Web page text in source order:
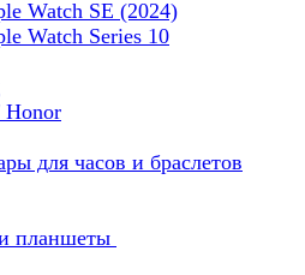
Watch SE (2024)
Watch Series 10
Honor
для часов и браслетов
планшеты